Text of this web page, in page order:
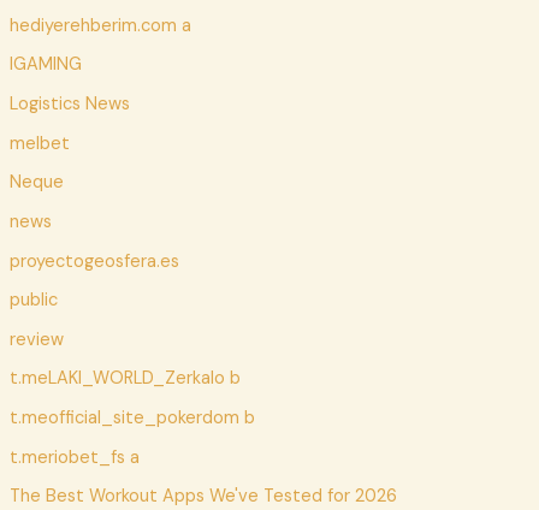
hediyerehberim.com a
IGAMING
Logistics News
melbet
Neque
news
proyectogeosfera.es
public
review
t.meLAKI_WORLD_Zerkalo b
t.meofficial_site_pokerdom b
t.meriobet_fs a
The Best Workout Apps We've Tested for 2026